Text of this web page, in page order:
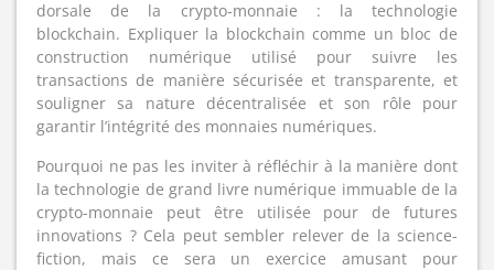
dorsale de la crypto-monnaie : la technologie
blockchain. Expliquer la blockchain comme un bloc de
construction numérique utilisé pour suivre les
transactions de manière sécurisée et transparente, et
souligner sa nature décentralisée et son rôle pour
garantir l’intégrité des monnaies numériques.
Pourquoi ne pas les inviter à réfléchir à la manière dont
la technologie de grand livre numérique immuable de la
crypto-monnaie peut être utilisée pour de futures
innovations ? Cela peut sembler relever de la science-
fiction, mais ce sera un exercice amusant pour